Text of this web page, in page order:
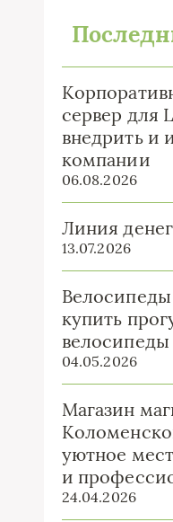
сервер для
внедрить и
компании
06.08.2026
Линия
13.07.2026
купить
велосипеды
04.05.2026
Магазин
уютное
и
24.04.2026